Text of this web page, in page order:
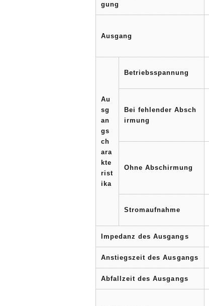
gung
Ausgang
Au
sg
an
gs
ch
ara
kte
rist
ika
Betriebsspannung
Bei fehlender Absch
irmung
Ohne Abschirmung
Stromaufnahme
Impedanz des Ausgangs
Anstiegszeit des Ausgangs
Abfallzeit des Ausgangs